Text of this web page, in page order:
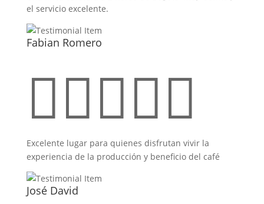
el servicio excelente.
Fabian Romero

Excelente lugar para quienes disfrutan vivir la
experiencia de la producción y beneficio del café
José David